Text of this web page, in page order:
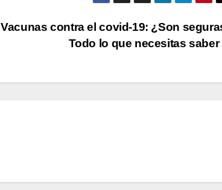
Vacunas contra el covid-19: ¿Son
Todo lo que necesitas saber